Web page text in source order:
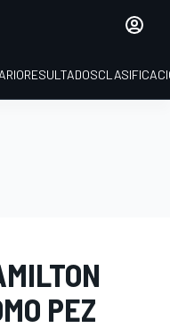
RESULTADOS
PEZ